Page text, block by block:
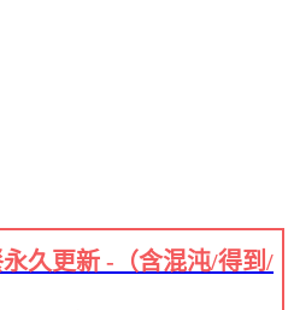
久更新 -（含混沌/得到/